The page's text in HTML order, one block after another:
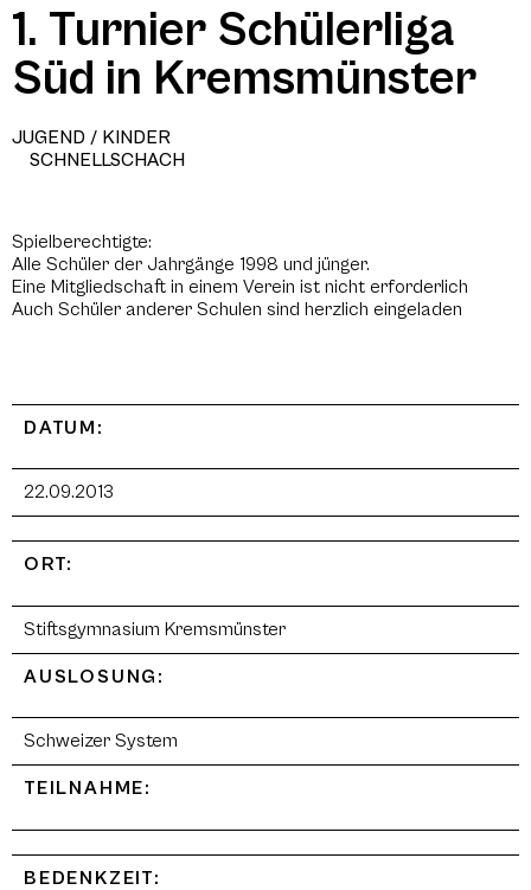
1. Turnier Schülerliga
Süd in Kremsmünster
JUGEND / KINDER
SCHNELLSCHACH
Spielberechtigte:
Alle Schüler der Jahrgänge 1998 und jünger.
Eine Mitgliedschaft in einem Verein ist nicht erforderlich
Auch Schüler anderer Schulen sind herzlich eingeladen
DATUM:
22.09.2013
ORT:
Stiftsgymnasium Kremsmünster
AUSLOSUNG:
Schweizer System
TEILNAHME:
BEDENKZEIT: